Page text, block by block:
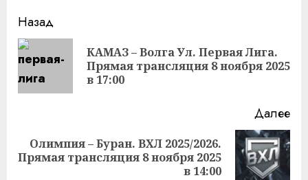
Продолжить
чтение
Назад
КАМАЗ – Волга Ул. Первая Лига.
Прямая трансляция 8 ноября 2025
в 17:00
Далее
Следующая
Олимпия – Буран. ВХЛ 2025/2026.
Прямая трансляция 8 ноября 2025
в 14:00